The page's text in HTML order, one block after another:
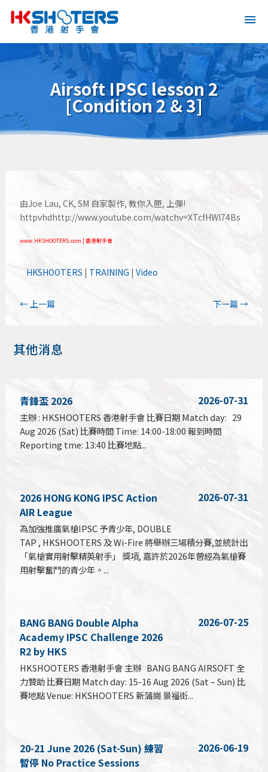
Airsoft IPSC lesson 2
[Condition 2 & 3]
由Joe Lau, CK, SM 自家製作, 教你入匣, 上彈!
httpvhdhttp://www.youtube.com/watchv=XTcfHWl74Bs
www.HKSHOOTERS.com | 香港射手會
HKSHOOTERS | TRAINING |Video
←上一篇 下一篇→
其他消息
青鋒盃 2026 2026-07-31
主辦 : HKSHOOTERS 香港射手會 比賽日期 Match day: 29
Aug 2026 (Sat) 比賽時間 Time: 14:00-18:00 報到時間
Reporting tme: 13:40 比賽地點...
2026 HONG KONG IPSC Action
AIR League
2026-07-31
為加強推廣氣槍IPSC 予青少年, DOUBLE
TAP , HKSHOOTERS 及 Wi-Fire 將舉辦三場積分賽,並統計出
「氣槍實用射擊精英射手」 獎項, 嘉許於2026年曾經為氣槍賽
用射擊奮鬥的青少年。...
BANG BANG Double Alpha
Academy IPSC Challenge 2026
R2 by HKS
2026-07-25
HKSHOOTERS 香港射手會 主辦 BANG BANG AIRSOFT 全
力贊助 比賽日期 Match day: 15-16 Aug 2026 (Sat – Sun) 比
賽地點 Venue: HKSHOOTERS 新蒲崗 景福街...
20-21 June 2026 (Sat-Sun) 練習
暫停 No Practice Sessions
2026-06-19